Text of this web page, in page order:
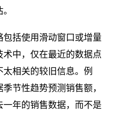
括使用滑动窗口或增量
中，仅在最近的数据点
相关的较旧信息。例
节性趋势预测销售额，
年的销售数据，而不是